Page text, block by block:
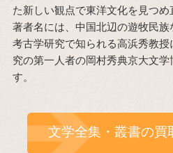
た新しい観点で東洋文化を見つ
著者名には、中国北辺の遊牧民
考古学研究で知られる高浜秀教
究の第一人者の岡村秀典京大文
す。
文学全集・叢書の買